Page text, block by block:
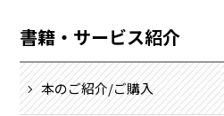
書籍・サービス紹介
本のご紹介/ご購入